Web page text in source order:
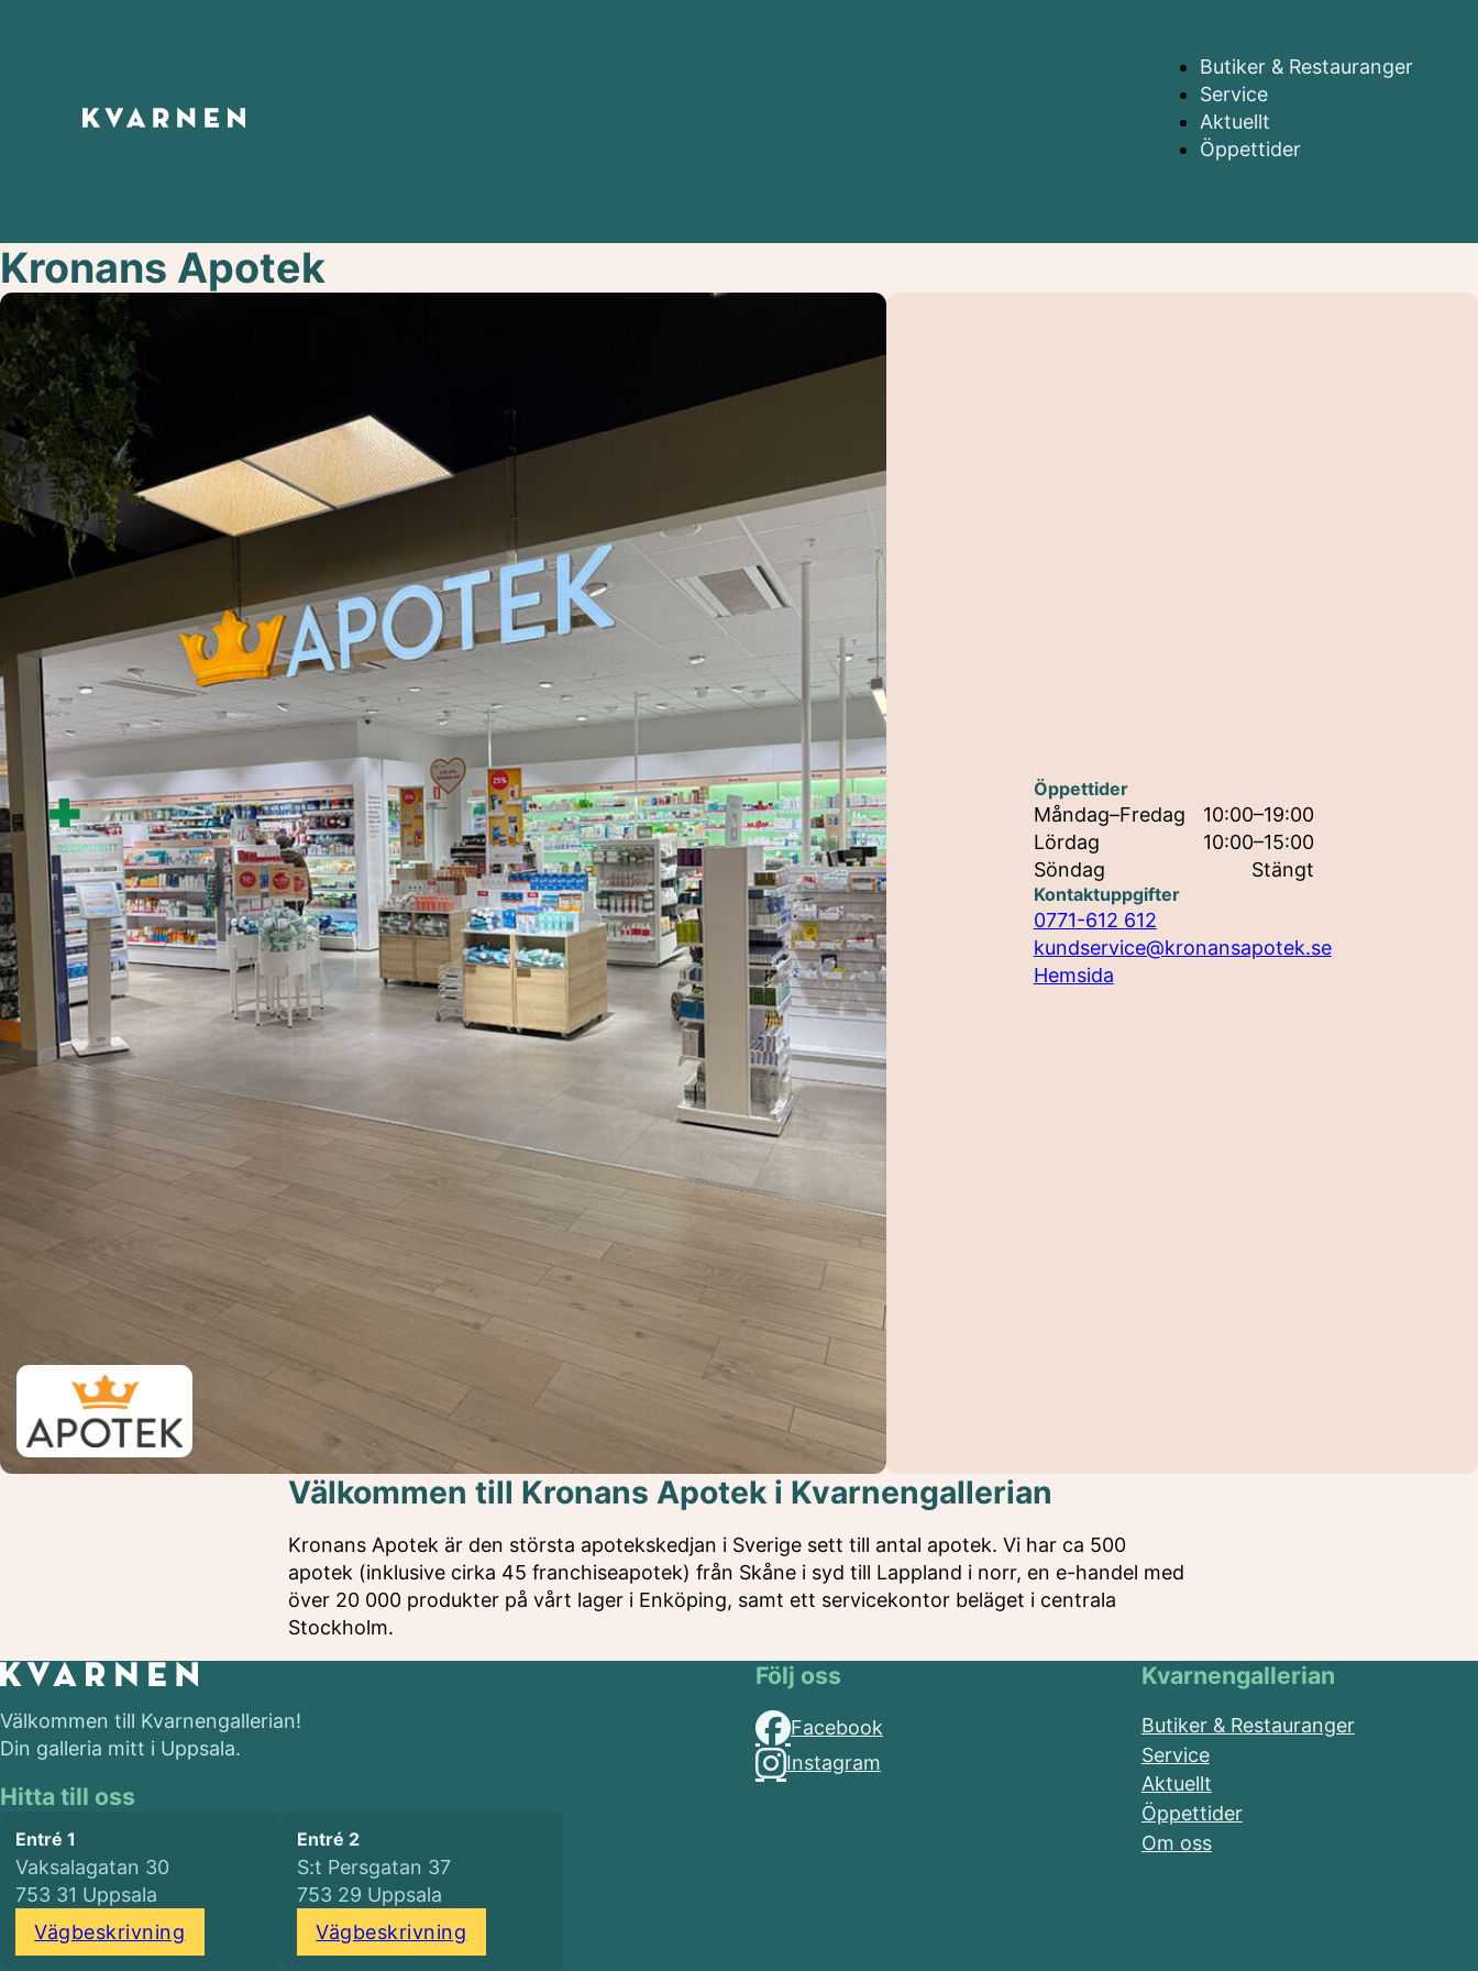
Butiker & Restauranger
Service
Aktuellt
Öppettider
Kronans Apotek
Öppettider
Måndag–Fredag
10:00–19:00
Lördag
10:00–15:00
Söndag
Stängt
Kontaktuppgifter
0771-612 612
kundservice@kronansapotek.se
Hemsida
Välkommen till Kronans Apotek i Kvarnengallerian
Kronans Apotek är den största apotekskedjan i Sverige sett till antal apotek. Vi har ca 500
apotek (inklusive cirka 45 franchiseapotek) från Skåne i syd till Lappland i norr, en e-handel med
över 20 000 produkter på vårt lager i Enköping, samt ett servicekontor beläget i centrala
Stockholm.
Välkommen till Kvarnengallerian!
Din galleria mitt i Uppsala.
Hitta till oss
Entré 1
Vaksalagatan 30
753 31 Uppsala
Vägbeskrivning
Entré 2
S:t Persgatan 37
753 29 Uppsala
Vägbeskrivning
Följ oss
Facebook
Instagram
Kvarnengallerian
Butiker & Restauranger
Service
Aktuellt
Öppettider
Om oss